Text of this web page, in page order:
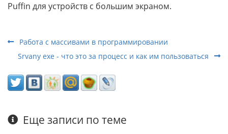
Puffin для устройств с большим экраном.
Работа с массивами в программировании
Srvany exe - что это за процесс и как им пользоваться
Еще записи по теме